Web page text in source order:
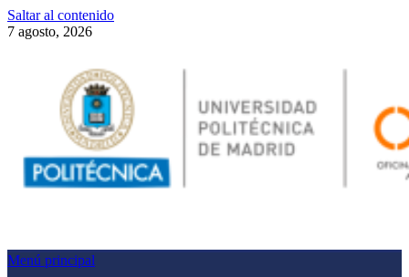
Saltar al contenido
7 agosto, 2026
Menú principal